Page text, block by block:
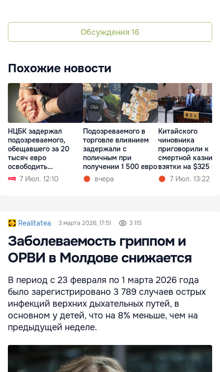
Обсуждения 16
Похожие новости
НЦБК задержал
подозреваемого,
обещавшего за 20
тысяч евро
освободить
насильника
7 Июл. 12:10
Подозреваемого в
торговле влиянием
задержали с
поличным при
получении 1 500 евро
вчера
Китайского
чиновника
приговорили к
смертной казни
взятки на $325
7 Июл. 13:22
Realitatea 3 марта 2026, 17:51 3 115
Заболеваемость гриппом и
ОРВИ в Молдове снижается
В период с 23 февраля по 1 марта 2026 года
было зарегистрировано 3 789 случаев острых
инфекций верхних дыхательных путей, в
основном у детей, что на 8% меньше, чем на
предыдущей неделе.